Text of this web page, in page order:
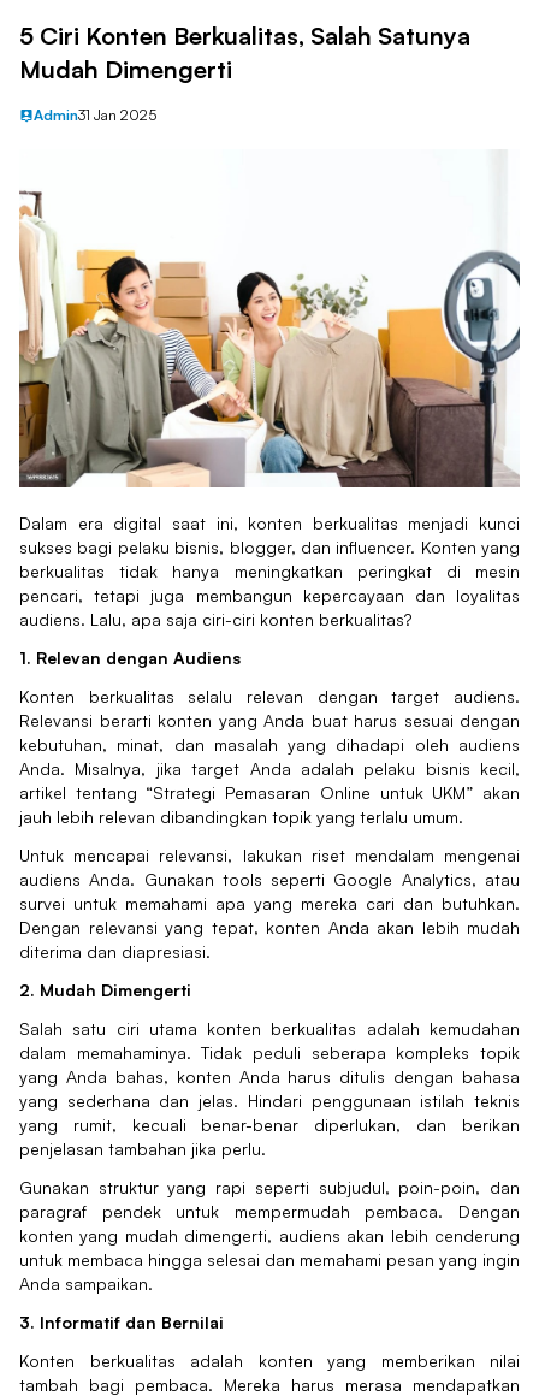
5 Ciri Konten Berkualitas, Salah Satunya
Mudah Dimengerti
Admin31 Jan 2025
Dalam era digital saat ini, konten berkualitas menjadi kunci
sukses bagi pelaku bisnis, blogger, dan influencer. Konten yang
berkualitas tidak hanya meningkatkan peringkat di mesin
pencari, tetapi juga membangun kepercayaan dan loyalitas
audiens. Lalu, apa saja ciri-ciri konten berkualitas?
1. Relevan dengan Audiens
Konten berkualitas selalu relevan dengan target audiens.
Relevansi berarti konten yang Anda buat harus sesuai dengan
kebutuhan, minat, dan masalah yang dihadapi oleh audiens
Anda. Misalnya, jika target Anda adalah pelaku bisnis kecil,
artikel tentang “Strategi Pemasaran Online untuk UKM” akan
jauh lebih relevan dibandingkan topik yang terlalu umum.
Untuk mencapai relevansi, lakukan riset mendalam mengenai
audiens Anda. Gunakan tools seperti Google Analytics, atau
survei untuk memahami apa yang mereka cari dan butuhkan.
Dengan relevansi yang tepat, konten Anda akan lebih mudah
diterima dan diapresiasi.
2. Mudah Dimengerti
Salah satu ciri utama konten berkualitas adalah kemudahan
dalam memahaminya. Tidak peduli seberapa kompleks topik
yang Anda bahas, konten Anda harus ditulis dengan bahasa
yang sederhana dan jelas. Hindari penggunaan istilah teknis
yang rumit, kecuali benar-benar diperlukan, dan berikan
penjelasan tambahan jika perlu.
Gunakan struktur yang rapi seperti subjudul, poin-poin, dan
paragraf pendek untuk mempermudah pembaca. Dengan
konten yang mudah dimengerti, audiens akan lebih cenderung
untuk membaca hingga selesai dan memahami pesan yang ingin
Anda sampaikan.
3. Informatif dan Bernilai
Konten berkualitas adalah konten yang memberikan nilai
tambah bagi pembaca. Mereka harus merasa mendapatkan